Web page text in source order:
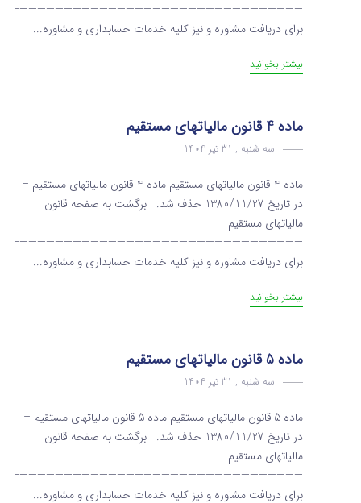
برای دریافت مشاوره و نیز کلیه خدمات حسابداری و مشاوره...
بیشتر بخوانید
ماده 4 قانون مالیاتهای مستقیم
سه شنبه , 31 تیر 1404
ماده 4 قانون مالیاتهای مستقیم ماده 4 قانون مالیاتهای مستقیم –
در تاریخ 1380/11/27 حذف شد. برگشت به صفحه قانون
مالیاتهای مستقیم
برای دریافت مشاوره و نیز کلیه خدمات حسابداری و مشاوره...
بیشتر بخوانید
ماده 5 قانون مالیاتهای مستقیم
سه شنبه , 31 تیر 1404
ماده 5 قانون مالیاتهای مستقیم ماده 5 قانون مالیاتهای مستقیم –
در تاریخ 1380/11/27 حذف شد. برگشت به صفحه قانون
مالیاتهای مستقیم
برای دریافت مشاوره و نیز کلیه خدمات حسابداری و مشاوره...